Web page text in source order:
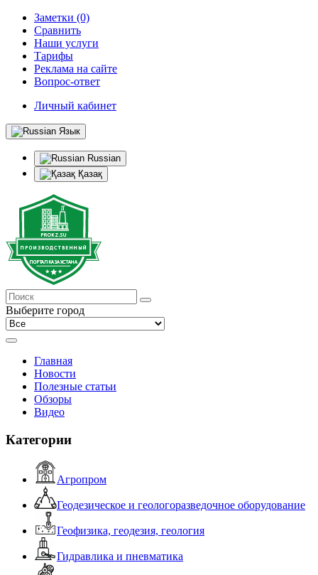
Заметки (0)
Сравнить
Наши услуги
Тарифы
Реклама на сайте
Вопрос-ответ
Личный кабинет
Язык
Russian
Қазақ
Выберите город
Главная
Новости
Полезные статьи
Обзоры
Видео
Категории
Агропром
Геодезическое и геологоразведочное оборудование
Геофизика, геодезия, геология
Гидравлика и пневматика